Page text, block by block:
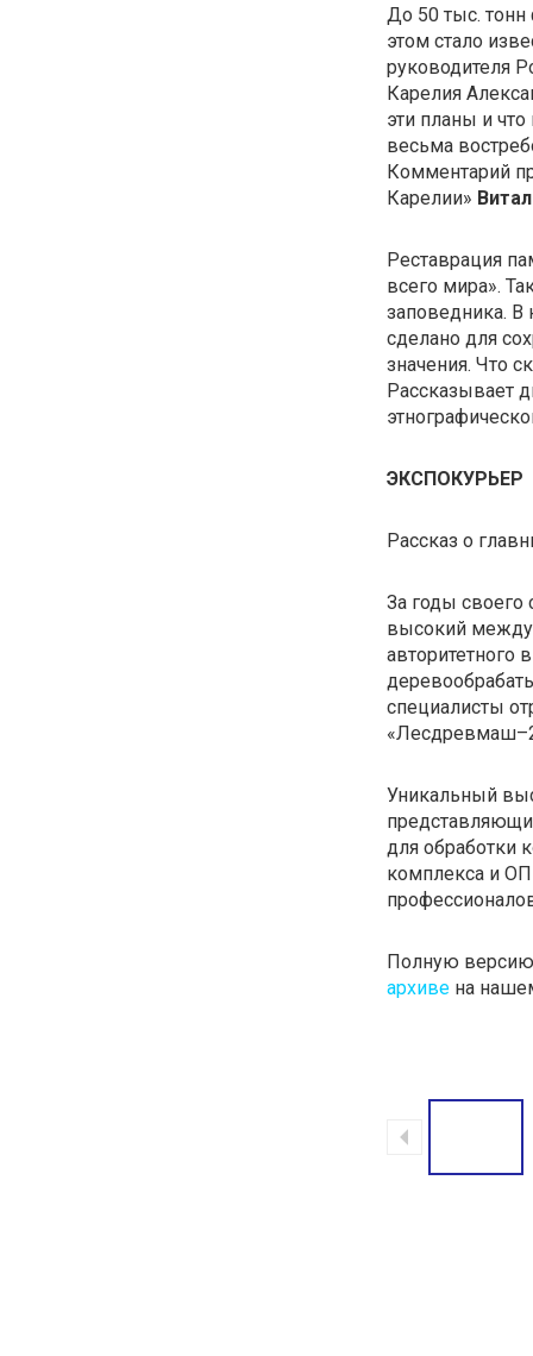
До 50 тыс. тонн
этом стало
руководителя
Карелия
эти планы и
весьма
Комментарий
Карелии»
Реставрация
всего мира».
заповедника. В
сделано для
значения. Что
Рассказывает
ЭКСПОКУРЬЕР
Рассказ о
За годы
высокий
авторитетного
специалисты
Уникальный
для обработки
комплекса и
Полную версию
архивена